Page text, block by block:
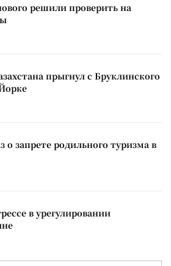
решили проверить на
прыгнул с Бруклинского
о запрете родильного туризма в
в урегулировании